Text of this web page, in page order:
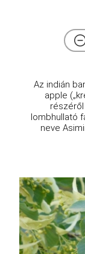
Az indián
apple
lombhullató
neve